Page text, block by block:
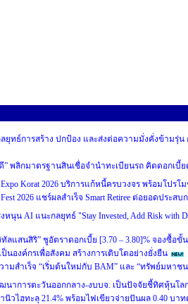
ลยุทธ์การสร้าง ปกป้อง และส่งต่อความมั่งคั่งข้ามรุ่
พลิกมาตรฐานสินเชื่อจำนำทะเบียนรถ คิดดอกเบี้ย
Korat 2026 บริการแก้หนี้ครบวงจร พร้อมโปร
2026 แชร์ผลสำเร็จ Smart Retiree ต่อยอดประ
นุน AI แนะกลยุทธ์ "Stay Invested, Add Risk with
ลแสนสิริ” ชูอัตราดอกเบี้ย [3.70 – 3.80]% จองซื้อขั้
นองค์กรเพื่อสังคม สร้างการเติบโตอย่างยั่งยืน
ามสำเร็จ “เริ่มต้นใหม่กับ BAM” และ “ทรัพย์มหาช
าการตะวันออกกลาง-งบบจ. เป็นปัจจัยชี้ทิศหุ้นโล
วไฮทะลุ 21.4% พร้อมไฟเขียวจ่ายปันผล 0.40 บา